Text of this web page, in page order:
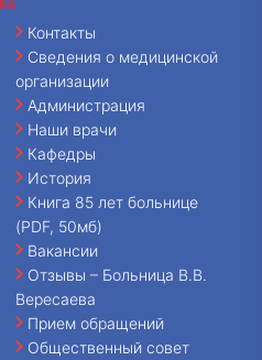
Контакты
Сведения о медицинской
организации
Администрация
Наши врачи
Кафедры
История
Книга 85 лет больнице
(PDF, 50мб)
Вакансии
Отзывы – Больница В.В.
Вересаева
Прием обращений
Общественный совет